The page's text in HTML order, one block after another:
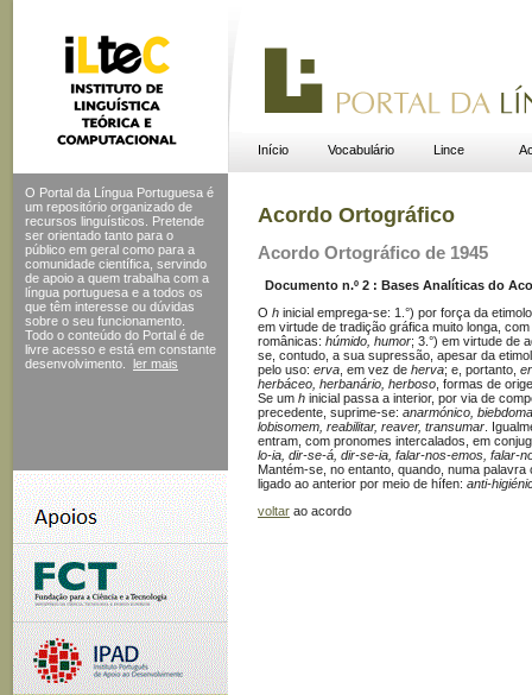
Início Vocabulário Lince
O Portal da Língua Portuguesa é
um repositório organizado de
recursos linguísticos. Pretende
ser orientado tanto para o
público em geral como para a
comunidade científica, servindo
de apoio a quem trabalha com a
língua portuguesa e a todos os
que têm interesse ou dúvidas
sobre o seu funcionamento.
Todo o conteúdo do Portal é de
livre acesso e está em constante
desenvolvimento.
ler mais
Acordo Ortográfico
Acordo Ortográfico de 1945
Documento n.º 2 : Bases Analíticas do
O h inicial emprega-se: 1.°) por força da
em virtude de tradição gráfica muito longa,
românicas: húmido, humor; 3.°) em virtude de
se, contudo, a sua supressão, apesar da
pelo uso: erva , em vez de herva; e, portanto,
herbáceo, herbanário, herboso , formas de
Se um h inicial passa a interior, por via de
precedente, suprime-se: anarmónico,
lobisomem, reabilitar, reaver, transumar .
entram, com pronomes intercalados, em
lo-ia, dir-se-á, dir-se-ia, falar-nos-emos, falar-
Mantém-se, no entanto, quando, numa
ligado ao anterior por meio de hífen: anti-
voltar ao acordo